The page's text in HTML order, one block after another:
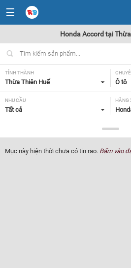
Honda Accord tại
TỈNH THÀNH
Thừa Thiên Huế Ô tô
NHU CẦU
Tất cả
HÃNG
Accord
NĂM
Tất
GIÁ XE XUẤT
Mục này hiện thời chưa có tin rao. Bấm vào